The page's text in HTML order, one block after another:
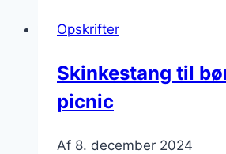
Opskrifter
Skinkestang til
picnic
Af 8. december 2024